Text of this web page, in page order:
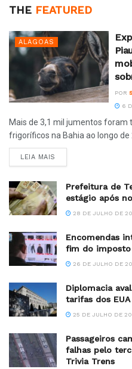
THE FEATURED
ALAGOAS
POR
6
Mais de 3,1 mil jumentos foram
frigoríficos na Bahia ao longo de
LEIA MAIS
Prefeitura de
estágio após
28 DE JULHO DE
Encomendas
fim do
26 DE JULHO DE
Diplomacia
tarifas dos
25 DE JULHO DE
Passageiros
falhas pelo
Trivia Trens